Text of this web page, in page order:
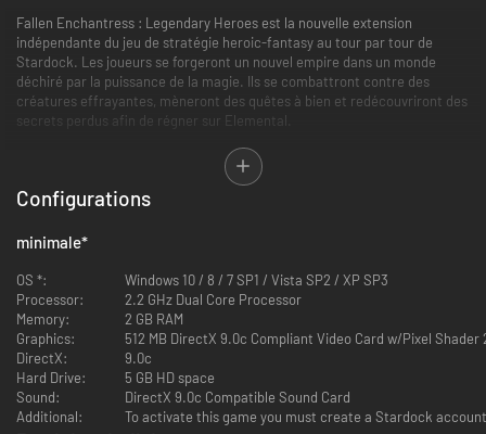
Fallen Enchantress : Legendary Heroes est la nouvelle extension
indépendante du jeu de stratégie heroic-fantasy au tour par tour de
Stardock. Les joueurs se forgeront un nouvel empire dans un monde
déchiré par la puissance de la magie. Ils se combattront contre des
créatures effrayantes, mèneront des quêtes à bien et redécouvriront des
secrets perdus afin de régner sur Elemental.
Fallen Enchantress : Legendary Heroes est une extension indépendante.
Aucun autre jeu n'est nécessaire pour pouvoir y jouer.
peuvent plus tout simplement se trouver. Ils partent eux-mêmes à
votre recherche en fonction de la célébrité de votre royaume. Et
ces héros légendaires ne sont pas tous des hommes ou des
déchus...
Un nouveau système d’augmentation de niveau : Votre souverain et
vos champions évoluent dorénavant au travers d’un arbre des
aptitudes. Ce dernier vous permet de planifier de manière visuelle le
genre de héro que vous souhaitez qu’il (ou elle) devienne.
Configurations
minimale*
OS *:
Windows 10 / 8 / 7 SP1 / Vista SP2 / XP SP3
Processor:
2.2 GHz Dual Core Processor
Memory:
2 GB RAM
Graphics:
512 MB DirectX 9.0c Compliant Video Card w/Pixel Shader
DirectX:
9.0c
Hard Drive:
5 GB HD space
Sound:
DirectX 9.0c Compatible Sound Card
Additional:
To activate this game you must create a Stardock